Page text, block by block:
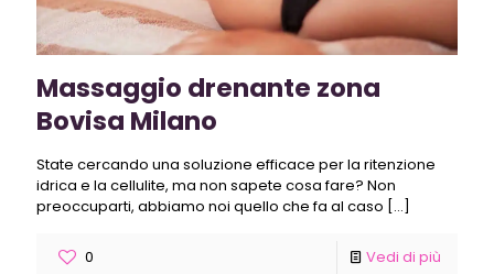
Massaggio drenante zona
Bovisa Milano
State cercando una soluzione efficace per la ritenzione
idrica e la cellulite, ma non sapete cosa fare? Non
preoccuparti, abbiamo noi quello che fa al caso […]
0 Vedi di più